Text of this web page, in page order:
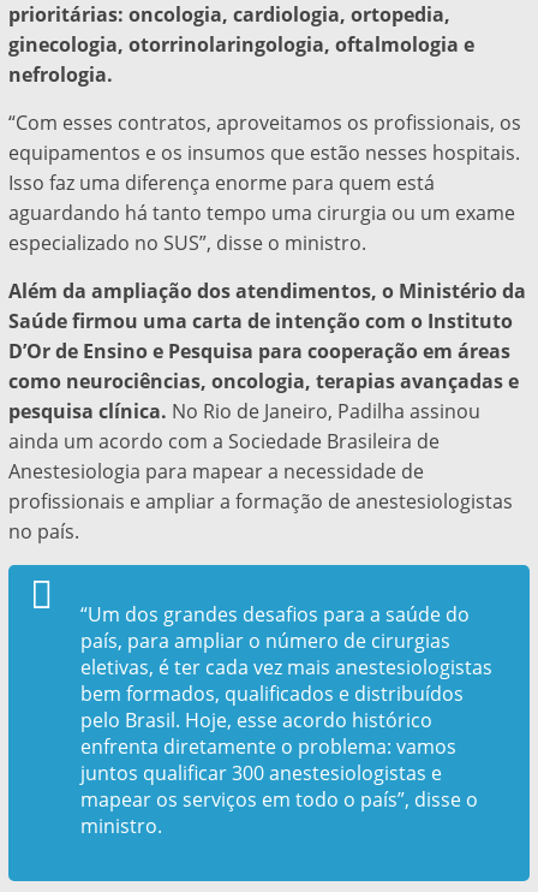
prioritárias: oncologia, cardiologia, ortopedia,
ginecologia, otorrinolaringologia, oftalmologia e
nefrologia.
“Com esses contratos, aproveitamos os profissionais, os
equipamentos e os insumos que estão nesses hospitais.
Isso faz uma diferença enorme para quem está
aguardando há tanto tempo uma cirurgia ou um exame
especializado no SUS”, disse o ministro.
Além da ampliação dos atendimentos, o Ministério da
Saúde firmou uma carta de intenção com o Instituto
D’Or de Ensino e Pesquisa para cooperação em áreas
como neurociências, oncologia, terapias avançadas e
pesquisa clínica. No Rio de Janeiro, Padilha assinou
ainda um acordo com a Sociedade Brasileira de
Anestesiologia para mapear a necessidade de
profissionais e ampliar a formação de anestesiologistas
no país.
“Um dos grandes desafios para a saúde do
país, para ampliar o número de cirurgias
eletivas, é ter cada vez mais anestesiologistas
bem formados, qualificados e distribuídos
pelo Brasil. Hoje, esse acordo histórico
enfrenta diretamente o problema: vamos
juntos qualificar 300 anestesiologistas e
mapear os serviços em todo o país”, disse o
ministro.